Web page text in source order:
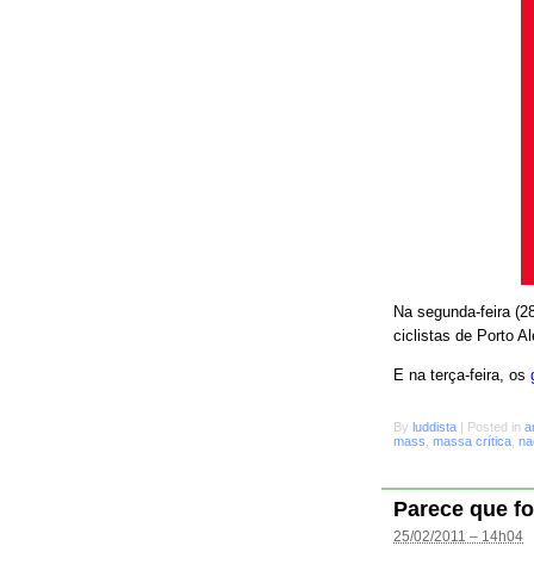
Na segunda-feira
ciclistas de Porto
E na terça-feira, os
By luddista | Posted in
mass massa crítica
Parece que
25/02/2011 – 14h04